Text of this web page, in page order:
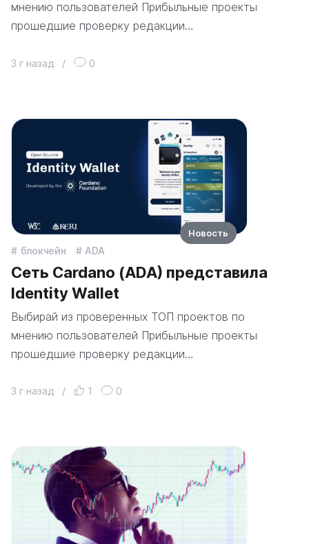
мнению пользователей Прибыльные проекты
прошедшие проверку редакции…
3 г назад / 0
блокчейн ADA
Сеть Cardano (ADA) представила
Identity Wallet
Выбирай из проверенных ТОП проектов по
мнению пользователей Прибыльные проекты
прошедшие проверку редакции…
3 г назад / 1 0
Новость